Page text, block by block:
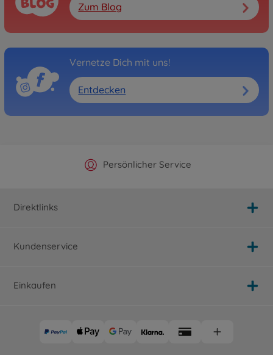
Zum Blog
Vernetze Dich mit uns!
Entdecken
Offizieller Hersteller Shop
Persönlicher Service
Versandkostenfrei ab 25€
Schnelle Lieferung
Direktlinks
Kundenservice
Einkaufen